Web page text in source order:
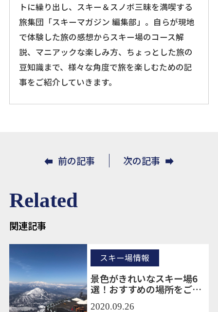
トに繰り出し、スキー＆スノボ三昧を満喫する
旅集団「スキーマガジン 編集部」。自らが現地
で体験した旅の感想からスキー場のコース解
説、マニアックな楽しみ方、ちょっとした旅の
豆知識まで、様々な角度で旅を楽しむための記
事をご紹介していきます。
前の記事 次の記事
Related
関連記事
景色がきれいなスキー場6
選！おすすめの場所をご紹
介
スキー場情報
2020.09.26